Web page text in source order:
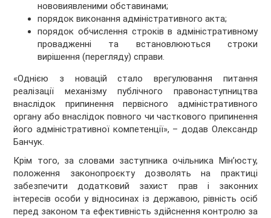
нововиявленими обставинами;
порядок виконання адміністративного акта;
порядок обчислення строків в адміністративному
провадженні та встановлюються строки
вирішення (перегляду) справи.
«Однією з новацій стало врегулювання питання
реалізації механізму публічного правонаступництва
внаслідок припинення первісного адміністративного
органу або внаслідок повного чи часткового припинення
його адміністративної компетенції», – додав Олександр
Банчук.
Крім того, за словами заступника очільника Мін’юсту,
положення законопроєкту дозволять на практиці
забезпечити додатковий захист прав і законних
інтересів особи у відносинах із державою, рівність осіб
перед законом та ефективність здійснення контролю за